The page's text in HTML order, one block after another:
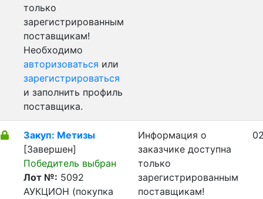
только
зарегистрированным
поставщикам!
Необходимо
авторизоваться или
зарегистрироваться
и заполнить профиль
поставщика.
Закуп: Метизы
[Завершен]
Победитель выбран
Лот №: 5092
АУКЦИОН (покупка
Информация о
заказчике доступна
только
зарегистрированным
поставщикам!